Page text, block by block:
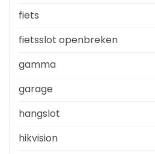
fiets
fietsslot openbreken
gamma
garage
hangslot
hikvision